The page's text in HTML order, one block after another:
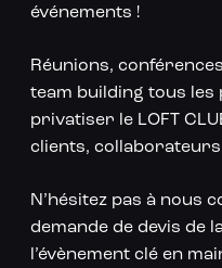
événements !
Réunions,
team building tous
privatiser le LOFT
clients,
N’hésitez pas à nous
demande de devis de
l’évènement clé en